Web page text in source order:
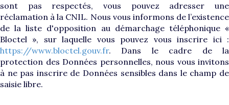
sont pas respectés, vous pouvez adresser une
réclamation à la CNIL. Nous vous informons de l’existence
de la liste d'opposition au démarchage téléphonique «
Bloctel », sur laquelle vous pouvez vous inscrire ici :
https://www.bloctel.gouv.fr. Dans le cadre de la
protection des Données personnelles, nous vous invitons
à ne pas inscrire de Données sensibles dans le champ de
saisie libre.